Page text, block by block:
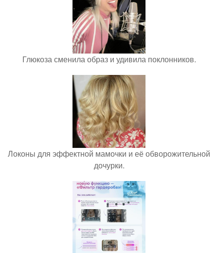
Глюкоза сменила образ и удивила поклонников.
Локоны для эффектной мамочки и её обворожительной
дочурки.